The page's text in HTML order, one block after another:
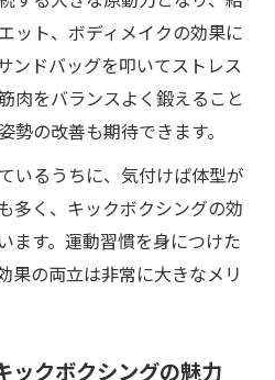
を毎日の楽しみに変える
るキックボクシングの魅
初心者が安心して始める
いキックボクシングの魅力
ット、ボディメイクの効果に
ンドバッグを叩いてストレス
肉をバランスよく鍛えること
の改善も期待できます。
いるうちに、気付けば体型が
多く、キックボクシングの効
ます。運動習慣を身につけた
果の両立は非常に大きなメリ
ックボクシングの魅力